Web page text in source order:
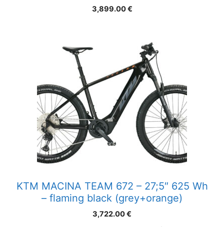
3,899.00€
KTM MACINA TEAM 672 – 27;5″ 625 Wh
– flaming black (grey+orange)
3,722.00€